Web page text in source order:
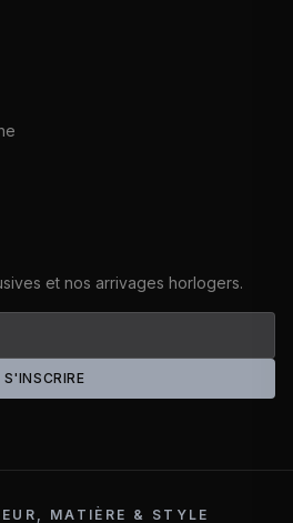
et nos arrivages horlogers.
S'INSCRIRE
MATIÈRE & STYLE